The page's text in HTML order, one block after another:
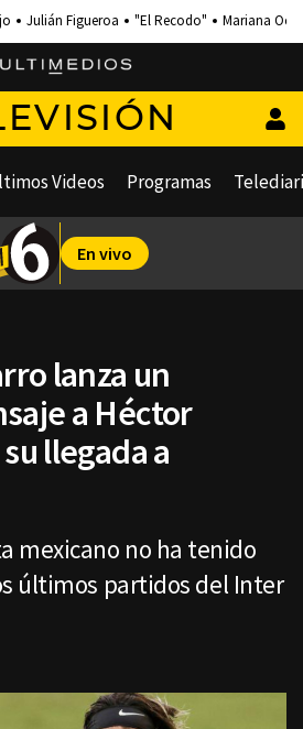
Julián Figueroa "El Recodo" Mariana
Videos Programas
En vivo
lanza un
a Héctor
llegada a
mexicano no ha tenido
últimos partidos del Inter